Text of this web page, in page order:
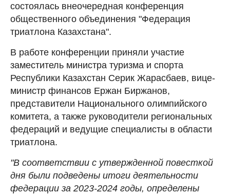
состоялась внеочередная конференция
общественного объединения "Федерация
триатлона Казахстана".
В работе конференции приняли участие
заместитель министра туризма и спорта
Республики Казахстан Серик Жарасбаев, вице-
министр финансов Ержан Биржанов,
представители Национального олимпийского
комитета, а также руководители региональных
федераций и ведущие специалисты в области
триатлона.
"В соответствии с утвержденной повесткой
дня были подведены итоги деятельности
федерации за 2023-2024 годы, определены